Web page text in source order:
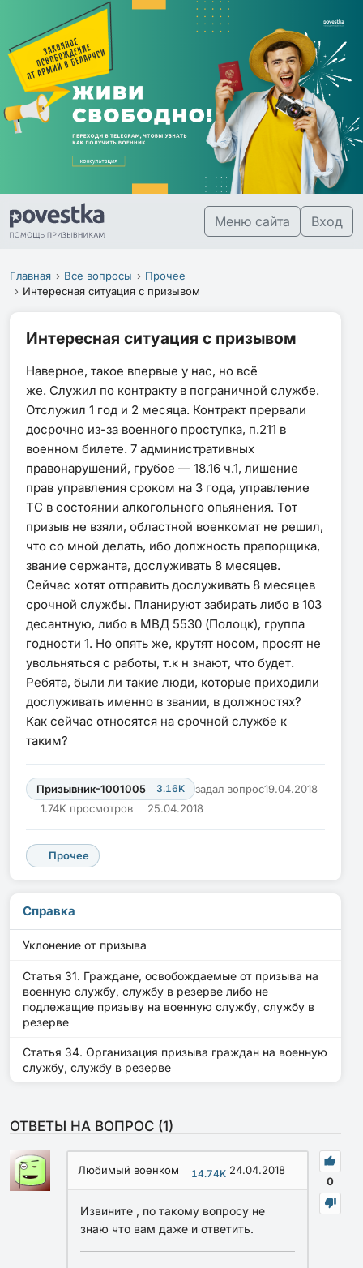
Меню сайта Вход
Главная Все вопросы
Прочее
Интересная ситуация с призывом
Интересная ситуация с призывом
Наверное, такое впервые у нас, но всё
же. Служил по контракту в пограничной службе.
Отслужил 1 год и 2 месяца. Контракт прервали
досрочно из-за военного проступка, п.211 в
военном билете. 7 административных
правонарушений, грубое — 18.16 ч.1, лишение
прав управления сроком на 3 года, управление
ТС в состоянии алкогольного опьянения. Тот
призыв не взяли, областной военкомат не решил,
что со мной делать, ибо должность прапорщика,
звание сержанта, дослуживать 8 месяцев.
Сейчас хотят отправить дослуживать 8 месяцев
срочной службы. Планируют забирать либо в 103
десантную, либо в МВД 5530 (Полоцк), группа
годности 1. Но опять же, крутят носом, просят не
увольняться с работы, т.к н знают, что будет.
Ребята, были ли такие люди, которые приходили
дослуживать именно в звании, в должностях?
Как сейчас относятся на срочной службе к
таким?
Призывник-1001005 3.16K задал вопрос19.04.2018
1.74K просмотров
25.04.2018
Прочее
Справка
Уклонение от призыва
Статья 31. Граждане, освобождаемые от призыва на
военную службу, службу в резерве либо не
подлежащие призыву на военную службу, службу в
резерве
Статья 34. Организация призыва граждан на военную
службу, службу в резерве
ОТВЕТЫ НА ВОПРОС (1)
0
Любимый военком 14.74K 24.04.2018
Извините , по такому вопросу не
знаю что вам даже и ответить.